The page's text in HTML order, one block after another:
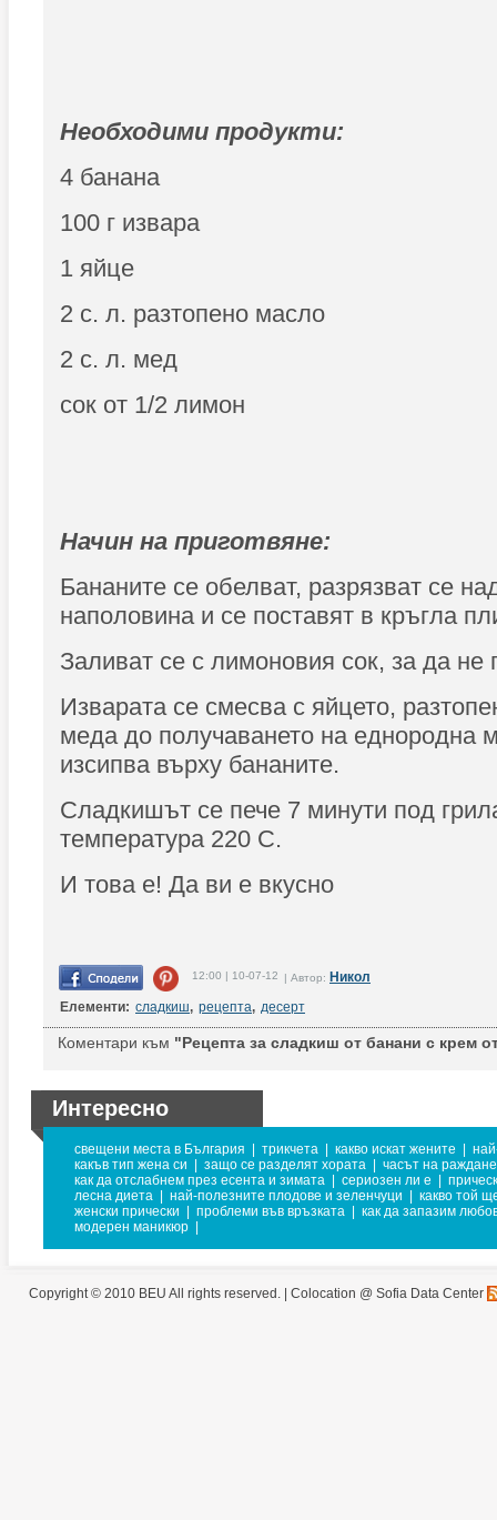
Необходими продукти:
4 банана
100 г извара
1 яйце
2 с. л. разтопено масло
2 с. л. мед
сок от 1/2 лимон
Начин на приготвяне:
Бананите се обелват, разрязват се
наполовина и се поставят в кръгла
Заливат се с лимоновия сок, за да не
Изварата се смесва с яйцето,
меда до получаването на еднородна
изсипва върху бананите.
Сладкишът се пече 7 минути под
температура 220 С.
И това е! Да ви е вкусно
12:00 | 10-07-12 | Автор: Никол
Елементи: сладкиш, рецепта, десерт
Коментари към "Рецепта за сладкиш от банани с крем
Интересно
свещени места в България трикчета какво искат жените
какъв тип жена си
защо се разделят хората
часът на
как да отслабнем през есента и зимата
сериозен ли е
лесна диета
най-полезните плодове и зеленчуци
какво той
женски прически
проблеми във връзката
как да запазим
модерен маникюр
Copyright © 2010 BEU All rights reserved. | Colocation @ Sofia Data Center